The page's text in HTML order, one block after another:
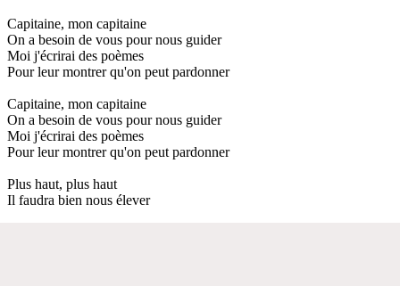
Capitaine, mon capitaine
On a besoin de vous pour nous guider
Moi j'écrirai des poèmes
Pour leur montrer qu'on peut pardonner
Capitaine, mon capitaine
On a besoin de vous pour nous guider
Moi j'écrirai des poèmes
Pour leur montrer qu'on peut pardonner
Plus haut, plus haut
Il faudra bien nous élever